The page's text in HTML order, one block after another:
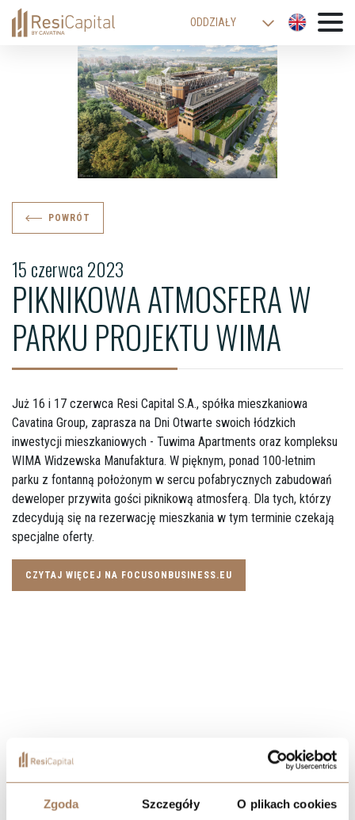
Zgoda Szczegóły O plikach cookies
ODDZIAŁY
WARSZAWA
KATOWICE
KRAKÓW
ŁÓDŹ
WROCŁAW
PIKNIKOWA ATMOSFERA W
PARKU PROJEKTU WIMA
15 czerwca 2023
POWRÓT
Już 16 i 17 czerwca Resi Capital S.A., spółka mieszkaniowa
Cavatina Group, zaprasza na Dni Otwarte swoich łódzkich
inwestycji mieszkaniowych - Tuwima Apartments oraz kompleksu
WIMA Widzewska Manufaktura. W pięknym, ponad 100-letnim
parku z fontanną położonym w sercu pofabrycznych zabudowań
deweloper przywita gości piknikową atmosferą. Dla tych, którzy
zdecydują się na rezerwację mieszkania w tym terminie czekają
specjalne oferty.
CZYTAJ WIĘCEJ NA FOCUSONBUSINESS.EU